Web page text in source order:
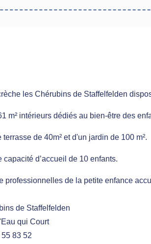
crèche les Chérubins
m² intérieurs dédiés au bien-être des
terrasse de 40m² et d'un jardin de 100 m².
capacité d’accueil de 10 enfants.
professionnelles de la petite enfance
de Staffelfelden
qui Court
83 52